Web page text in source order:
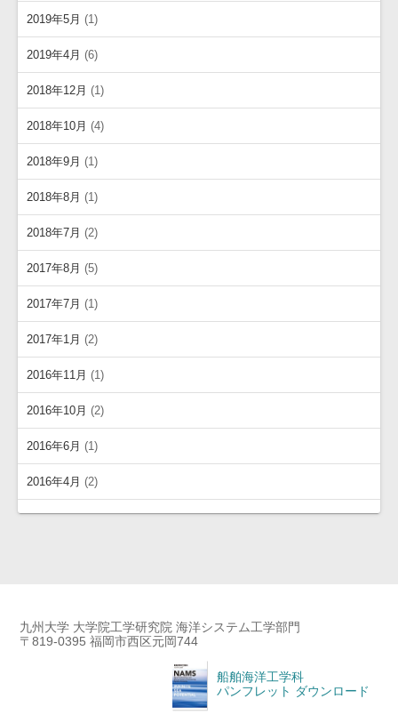
2019年5月 (1)
2019年4月 (6)
2018年12月 (1)
2018年10月 (4)
2018年9月 (1)
2018年8月 (1)
2018年7月 (2)
2017年8月 (5)
2017年7月 (1)
2017年1月 (2)
2016年11月 (1)
2016年10月 (2)
2016年6月 (1)
2016年4月 (2)
九州大学 大学院工学研究院 海洋システム工学部門
〒819-0395 福岡市西区元岡744
船舶海洋工学科
パンフレット ダウンロード